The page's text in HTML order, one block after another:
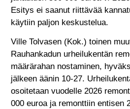
Esitys ei saanut riittävää
käytiin paljon keskustelua.
Ville Tolvasen (Kok.) toinen
Rauhankadun urheilukentän
määrärahan nostaminen,
jälkeen äänin 10-27.
osoitetaan vuodelle 2026
000 euroa ja remonttiin entisen